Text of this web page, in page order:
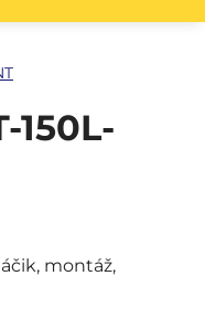
150L-
montáž,